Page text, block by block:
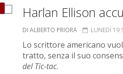
Harlan Ellison
DI ALBERTO PRIORA LUNEDÌ 19
Lo scrittore americano
tratto, senza il suo
del Tic-tac.